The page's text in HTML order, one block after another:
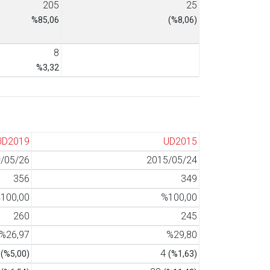
205
%85,06
25
(%8,06)
8
%3,32
UD2015
05/26
2015/05/24
356
349
%100,00
260
245
%26,97
%29,80
(%5,00) 4 (%1,63)